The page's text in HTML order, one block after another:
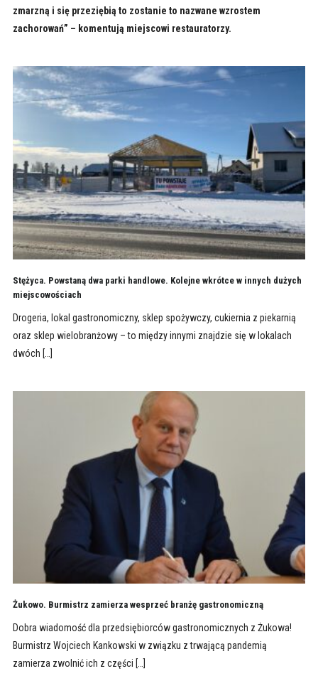
zmarzną i się przeziębią to zostanie to nazwane wzrostem
zachorowań” – komentują miejscowi restauratorzy.
Stężyca. Powstaną dwa parki handlowe. Kolejne wkrótce w innych dużych
miejscowościach
Drogeria, lokal gastronomiczny, sklep spożywczy, cukiernia z piekarnią
oraz sklep wielobranżowy – to między innymi znajdzie się w lokalach
dwóch […]
Żukowo. Burmistrz zamierza wesprzeć branżę gastronomiczną
Dobra wiadomość dla przedsiębiorców gastronomicznych z Żukowa!
Burmistrz Wojciech Kankowski w związku z trwającą pandemią
zamierza zwolnić ich z części […]